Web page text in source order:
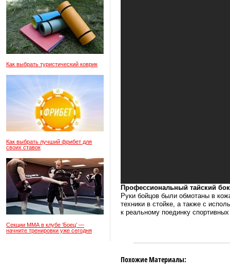
Как выбрать туристический коврик
Как выбрать лучший фрибет для
своих ставок
Секции ММА в клубе ‘Боец’ —
начните тренировки уже сегодня
Профессиональный тайский
Руки бойцов были обмотаны в
техники в стойке, а также с
к реальному поединку
Похожие Материалы: